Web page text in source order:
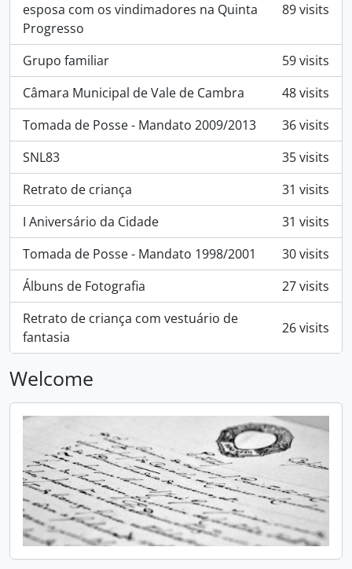
esposa com os vindimadores na Quinta
Progresso
89 visits
Grupo familiar
59 visits
Câmara Municipal de Vale de Cambra
48 visits
Tomada de Posse - Mandato 2009/2013
36 visits
SNL83
35 visits
Retrato de criança
31 visits
I Aniversário da Cidade
31 visits
Tomada de Posse - Mandato 1998/2001
30 visits
Álbuns de Fotografia
27 visits
Retrato de criança com vestuário de
fantasia
26 visits
Welcome